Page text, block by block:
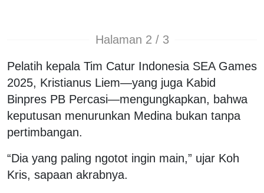
Halaman 2 / 3
Pelatih kepala Tim Catur Indonesia SEA Games
2025, Kristianus Liem—yang juga Kabid
Binpres PB Percasi—mengungkapkan, bahwa
keputusan menurunkan Medina bukan tanpa
pertimbangan.
“Dia yang paling ngotot ingin main,” ujar Koh
Kris, sapaan akrabnya.